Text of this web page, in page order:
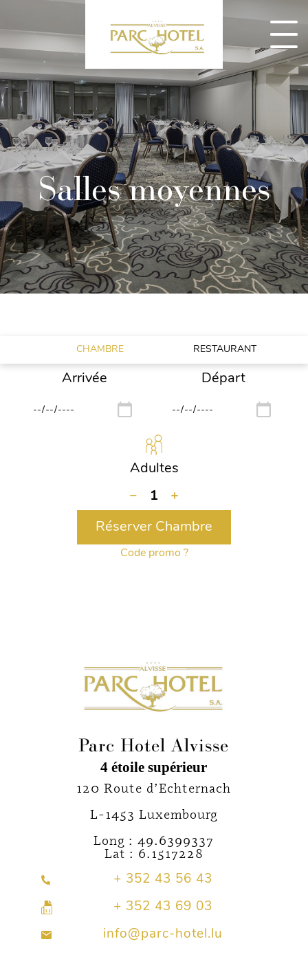
CONSULTEZ NOS MENUS ET RÉSERVEZ DÈS
Salles moyennes
Arrivée Départ
Adultes
−
1 +
Réserver Chambre
Code promo ?
CHAMBRE RESTAURANT
Parc Hotel Alvisse
4 étoile supérieur
120 Route d’Echternach
L-1453 Luxembourg
Long : 49.6399337
Lat : 6.1517228
+ 352 43 56 43
+ 352 43 69 03
info@parc-hotel.lu